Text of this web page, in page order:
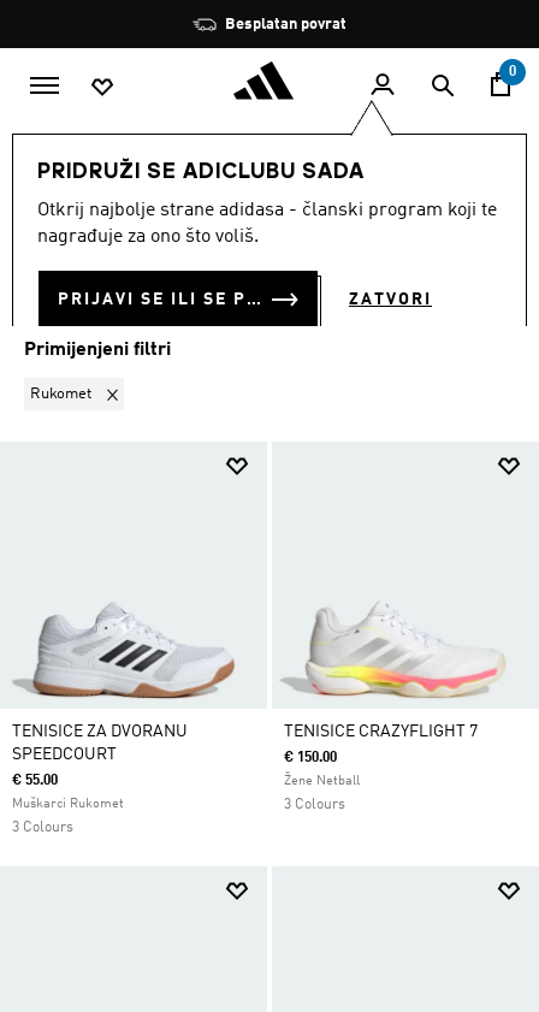
Zaustavi
rotaciju
Besplatan povrat
0
PRIDRUŽI SE ADICLUBU SADA
Otkrij najbolje strane adidasa - članski program koji te
nagrađuje za ono što voliš.
PRIJAVI SE ILI SE PRIDRUŽI SADA ZATVORI
MODNE MARKE Performance Obuća
RUKOMET·OBUĆA (70)
Primijenjeni filtri
Rukomet Ukloni filter Trenutno filtrirano prema SPORT: Rukomet
TENISICE ZA DVORANU
SPEEDCOURT
€ 55.00
Muškarci Rukomet
3 Colours
TENISICE CRAZYFLIGHT 7
€ 150.00
Žene Netball
3 Colours